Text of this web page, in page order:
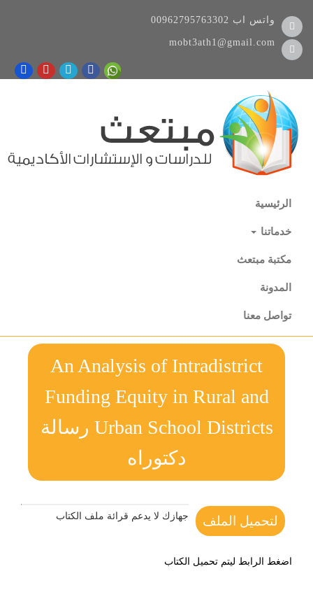
00962795763302 واتس اب
mobt3ath1@gmail.com
الرئيسية
خدماتنا
مكتبة مبتعث
المدونة
تواصل معنا
An Analysis of Intradistrict
Funding Equity in Rural and
Urban School Districts رسالة
دكتوراه
لتحميل الملف جهازك لا يدعم قرائة ملف الكتاب
اضغط الرابط ليتم تحميل الكتاب